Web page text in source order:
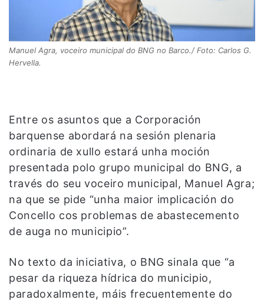
Manuel Agra, voceiro municipal do BNG no Barco./ Foto: Carlos G.
Hervella.
Entre os asuntos que a Corporación
barquense abordará na sesión plenaria
ordinaria de xullo estará unha moción
presentada polo grupo municipal do BNG, a
través do seu voceiro municipal, Manuel Agra;
na que se pide “unha maior implicación do
Concello cos problemas de abastecemento
de auga no municipio”.
No texto da iniciativa, o BNG sinala que “a
pesar da riqueza hídrica do municipio,
paradoxalmente, máis frecuentemente do